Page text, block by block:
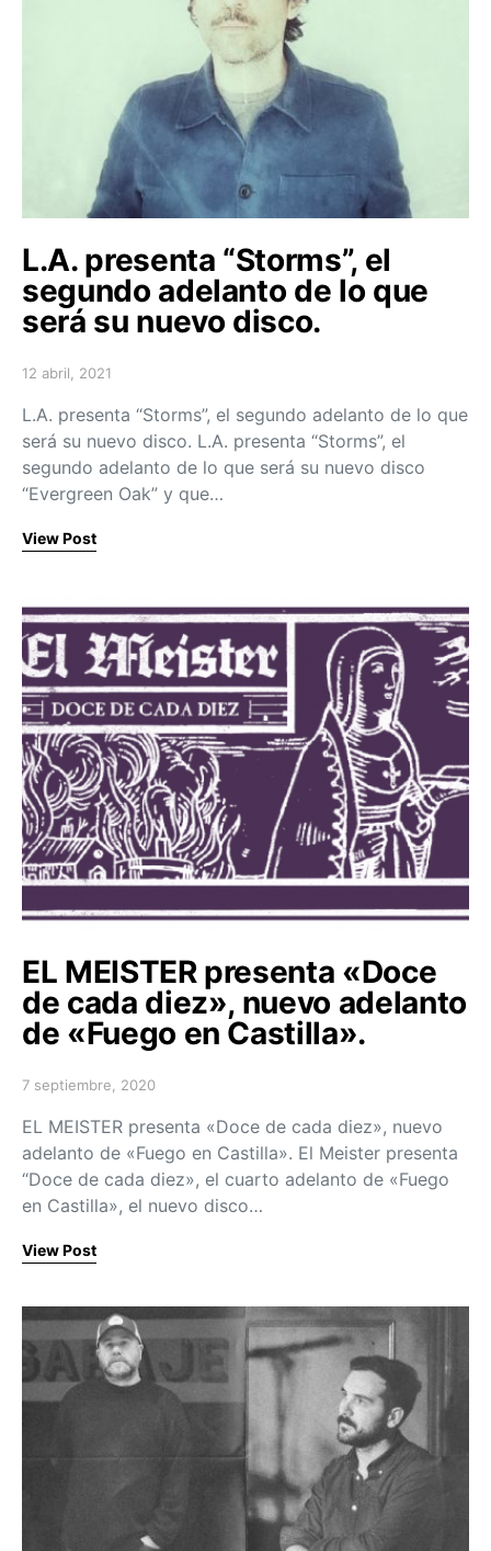
L.A. presenta “Storms”, el
segundo adelanto de lo que
será su nuevo disco.
Posted on
12 abril, 2021
L.A. presenta “Storms”, el segundo adelanto de lo que
será su nuevo disco. L.A. presenta “Storms”, el
segundo adelanto de lo que será su nuevo disco
“Evergreen Oak” y que…
View Post
EL MEISTER presenta «Doce
de cada diez», nuevo adelanto
de «Fuego en Castilla».
Posted on
7 septiembre, 2020
EL MEISTER presenta «Doce de cada diez», nuevo
adelanto de «Fuego en Castilla». El Meister presenta
“Doce de cada diez», el cuarto adelanto de «Fuego
en Castilla», el nuevo disco…
View Post